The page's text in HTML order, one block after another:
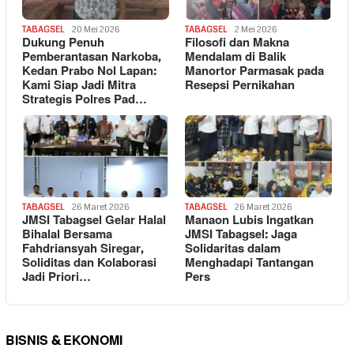
TABAGSEL 20 Mei 2026
Dukung Penuh
Pemberantasan Narkoba,
Kedan Prabo Nol Lapan:
Kami Siap Jadi Mitra
Strategis Polres Pad…
TABAGSEL 2 Mei 2026
Filosofi dan Makna
Mendalam di Balik
Manortor Parmasak pada
Resepsi Pernikahan
TABAGSEL 26 Maret 2026
JMSI Tabagsel Gelar Halal
Bihalal Bersama
Fahdriansyah Siregar,
Soliditas dan Kolaborasi
Jadi Priori…
TABAGSEL 26 Maret 2026
Manaon Lubis Ingatkan
JMSI Tabagsel: Jaga
Solidaritas dalam
Menghadapi Tantangan
Pers
BISNIS & EKONOMI